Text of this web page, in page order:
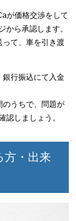
が価格交渉をして
から承認します。
って、車を引き渡
行振込にて入金
のうちで、問題が
認しましょう。
方・出来